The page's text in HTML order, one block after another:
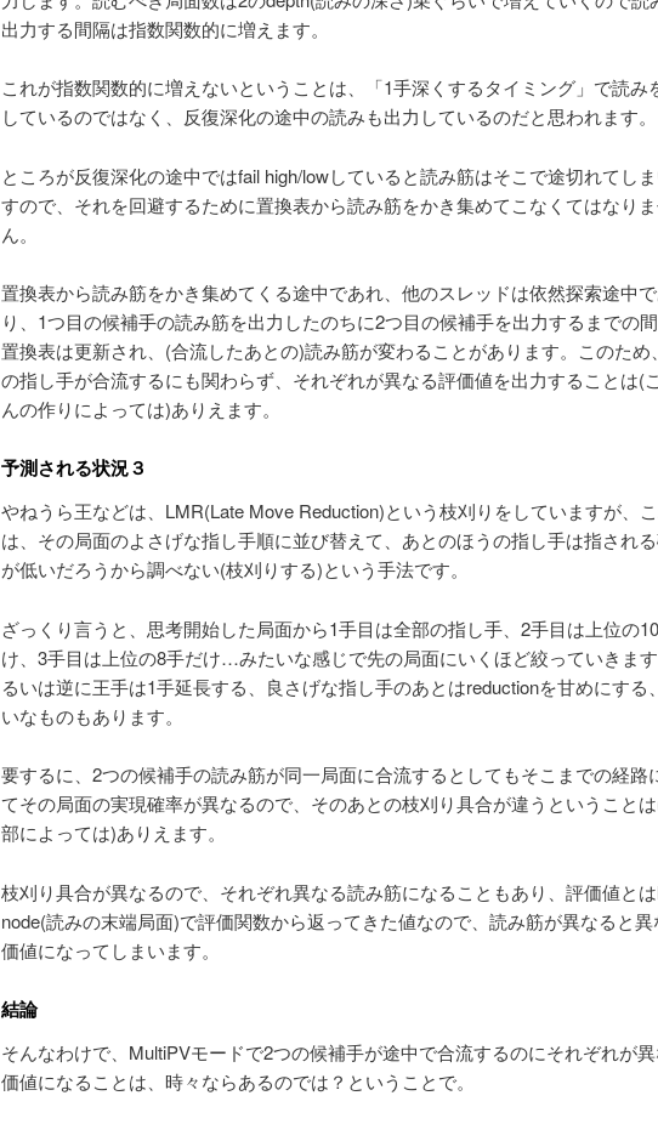
出力する間隔は指数関数的に増えます。
これが指数関数的に増えないということは、「1手深くするタイミング」で読み
しているのではなく、反復深化の途中の読みも出力しているのだと思われます。
ところが反復深化の途中ではfail high/lowしていると読み筋はそこで途切れてし
すので、それを回避するために置換表から読み筋をかき集めてこなくてはなり
ん。
置換表から読み筋をかき集めてくる途中であれ、他のスレッドは依然探索途中
り、1つ目の候補手の読み筋を出力したのちに2つ目の候補手を出力するまでの
置換表は更新され、(合流したあとの)読み筋が変わることがあります。このため
の指し手が合流するにも関わらず、それぞれが異なる評価値を出力することは(
んの作りによっては)ありえます。
予測される状況３
やねうら王などは、LMR(Late Move Reduction)という枝刈りをしていますが、
は、その局面のよさげな指し手順に並び替えて、あとのほうの指し手は指され
が低いだろうから調べない(枝刈りする)という手法です。
ざっくり言うと、思考開始した局面から1手目は全部の指し手、2手目は上位の
け、3手目は上位の8手だけ…みたいな感じで先の局面にいくほど絞っていきま
るいは逆に王手は1手延長する、良さげな指し手のあとはreductionを甘めにする
いなものもあります。
要するに、2つの候補手の読み筋が同一局面に合流するとしてもそこまでの経路
てその局面の実現確率が異なるので、そのあとの枝刈り具合が違うということ
部によっては)ありえます。
枝刈り具合が異なるので、それぞれ異なる読み筋になることもあり、評価値と
node(読みの末端局面)で評価関数から返ってきた値なので、読み筋が異なると
価値になってしまいます。
結論
そんなわけで、MultiPVモードで2つの候補手が途中で合流するのにそれぞれが
価値になることは、時々ならあるのでは？ということで。